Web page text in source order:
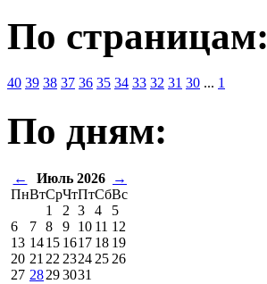
По страницам:
40 39 38 37 36 35 34 33 32 31 30 ... 1
По дням:
← Июль 2026
→
ПнВтСрЧтПтСбВс
1
2 3 4
5
6
7 8 9 10 11 12
13 1415 1617 18 19
20 21 22 2324 25 26
27 28293031